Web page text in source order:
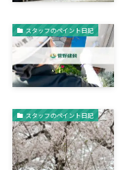
スタッフのペイント日記
スタッフのペイント日記